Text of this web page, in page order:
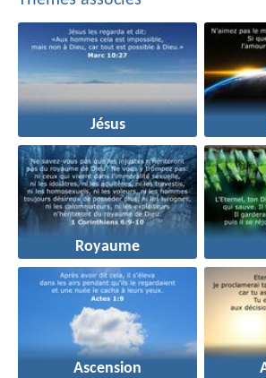
Jésus
Royaume
Ascension